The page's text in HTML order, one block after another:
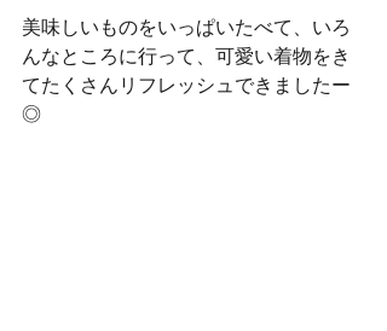
美味しいものをいっぱいたべて、いろ
んなところに行って、可愛い着物をき
てたくさんリフレッシュできましたー
◎